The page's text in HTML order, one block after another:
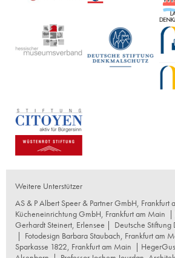
Weitere Unterstützer
AS & P Albert Speer & Partner GmbH, Frankfurt
Kücheneinrichtung GmbH, Frankfurt am Main |
Gerhardt Steinert, Erlensee | Deutsche Stiftung
| Fotodesign Barbara Staubach, Frankfurt am
Sparkasse 1822, Frankfurt am Main |